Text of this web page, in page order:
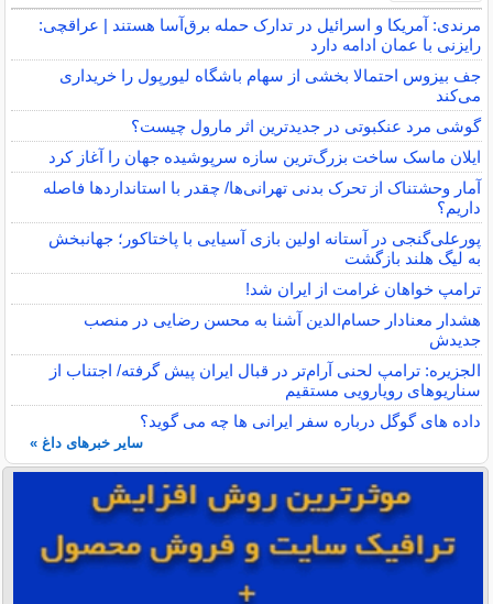
مرندی: آمریکا و اسرائیل در تدارک حمله برق‌آسا هستند | عراقچی:
رایزنی با عمان ادامه دارد
جف بیزوس احتمالا بخشی از سهام باشگاه لیورپول را خریداری
می‌کند
گوشی مرد عنکبوتی در جدیدترین اثر مارول چیست؟
ایلان ماسک ساخت بزرگ‌ترین سازه سرپوشیده جهان را آغاز کرد
آمار وحشتناک از تحرک بدنی تهرانی‌ها/ چقدر با استانداردها فاصله
داریم؟
پورعلی‌گنجی در آستانه اولین بازی آسیایی با پاختاکور؛ جهانبخش
به لیگ هلند بازگشت
ترامپ خواهان غرامت از ایران شد!
هشدار معنادار حسام‌الدین آشنا به محسن رضایی در منصب
جدیدش
الجزیره: ترامپ لحنی آرام‌تر در قبال ایران پیش گرفته/ اجتناب از
سناریوهای رویارویی مستقیم
داده‌ های گوگل درباره سفر ایرانی ‌ها چه می ‌گوید؟
سایر خبرهای داغ »